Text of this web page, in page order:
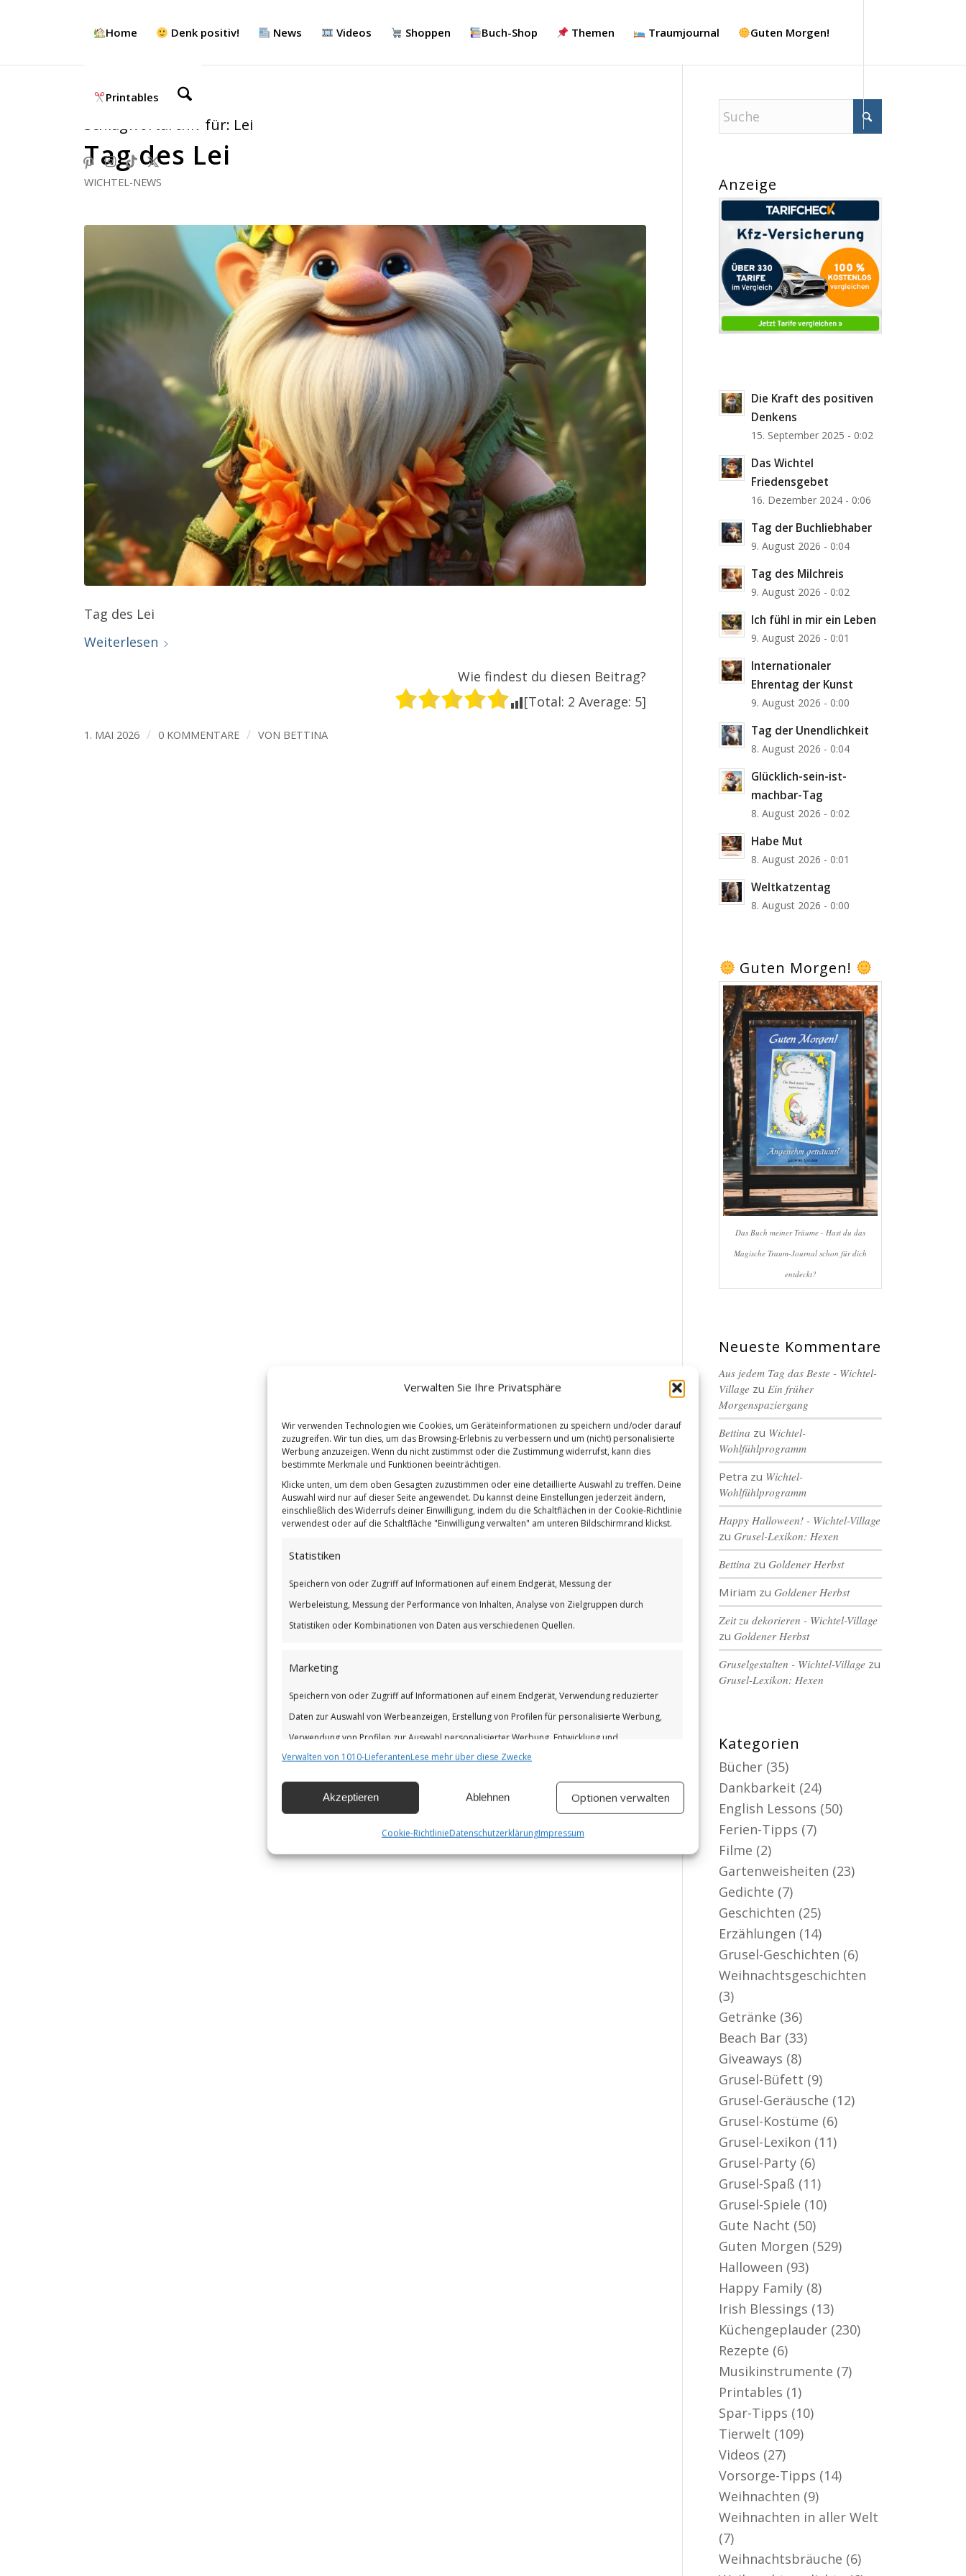
Verwalten Sie Ihre Privatsphäre
Wir verwenden Technologien wie Cookies, um Geräteinformationen zu speichern und/oder darauf
zuzugreifen. Wir tun dies, um das Browsing-Erlebnis zu verbessern und um (nicht) personalisierte
Werbung anzuzeigen. Wenn du nicht zustimmst oder die Zustimmung widerrufst, kann dies
bestimmte Merkmale und Funktionen beeinträchtigen.
Klicke unten, um dem oben Gesagten zuzustimmen oder eine detaillierte Auswahl zu treffen. Deine
Auswahl wird nur auf dieser Seite angewendet. Du kannst deine Einstellungen jederzeit ändern,
einschließlich des Widerrufs deiner Einwilligung, indem du die Schaltflächen in der Cookie-Richtlinie
verwendest oder auf die Schaltfläche "Einwilligung verwalten" am unteren Bildschirmrand klickst.
Statistiken
Speichern von oder Zugriff auf Informationen auf einem Endgerät, Messung der
Werbeleistung, Messung der Performance von Inhalten, Analyse von Zielgruppen durch
Statistiken oder Kombinationen von Daten aus verschiedenen Quellen.
Marketing
Speichern von oder Zugriff auf Informationen auf einem Endgerät, Verwendung reduzierter
Daten zur Auswahl von Werbeanzeigen, Erstellung von Profilen für personalisierte Werbung,
Verwendung von Profilen zur Auswahl personalisierter Werbung, Entwicklung und
Verbesserung der Angebote.
Eigenschaften Immer aktiv
Abgleichung und Kombination von Daten aus unterschiedlichen Quellen,
Verwalten von 1010-LieferantenLese mehr über diese Zwecke
Akzeptieren Ablehnen Optionen verwalten
Cookie-RichtlinieDatenschutzerklärungImpressum
Home Denk positiv! News Videos Shoppen Buch-Shop Themen Traumjournal Guten Morgen!
Printables
Schlagwortarchiv für: Lei
Tag des Lei
WICHTEL-NEWS
Tag des Lei
Weiterlesen
Wie findest du diesen Beitrag?
[Total: 2 Average: 5]
1. MAI 2026 / 0 KOMMENTARE / VON BETTINA
Anzeige
Die Kraft des positiven
Denkens
15. September 2025 - 0:02
Das Wichtel
Friedensgebet
16. Dezember 2024 - 0:06
Tag der Buchliebhaber
9. August 2026 - 0:04
Tag des Milchreis
9. August 2026 - 0:02
Ich fühl in mir ein Leben
9. August 2026 - 0:01
Internationaler
Ehrentag der Kunst
9. August 2026 - 0:00
Tag der Unendlichkeit
8. August 2026 - 0:04
Glücklich-sein-ist-
machbar-Tag
8. August 2026 - 0:02
Habe Mut
8. August 2026 - 0:01
Weltkatzentag
8. August 2026 - 0:00
Guten Morgen!
Das Buch meiner Träume - Hast du das
Magische Traum-Journal schon für dich
entdeckt?
Neueste Kommentare
Aus jedem Tag das Beste - Wichtel-
Village zuEin früher
Morgenspaziergang
Bettina zu Wichtel-
Wohlfühlprogramm
Petra zu Wichtel-
Wohlfühlprogramm
Happy Halloween! - Wichtel-Village
zuGrusel-Lexikon: Hexen
Bettina zuGoldener Herbst
Miriam zuGoldener Herbst
Zeit zu dekorieren - Wichtel-Village
zuGoldener Herbst
Gruselgestalten - Wichtel-Village zu
Grusel-Lexikon: Hexen
Kategorien
Bücher (35)
Dankbarkeit (24)
English Lessons (50)
Ferien-Tipps (7)
Filme (2)
Gartenweisheiten (23)
Gedichte (7)
Geschichten (25)
Erzählungen (14)
Grusel-Geschichten (6)
Weihnachtsgeschichten
(3)
Getränke (36)
Beach Bar (33)
Giveaways (8)
Grusel-Büfett (9)
Grusel-Geräusche (12)
Grusel-Kostüme (6)
Grusel-Lexikon (11)
Grusel-Party (6)
Grusel-Spaß (11)
Grusel-Spiele (10)
Gute Nacht (50)
Guten Morgen (529)
Halloween (93)
Happy Family (8)
Irish Blessings (13)
Küchengeplauder (230)
Rezepte (6)
Musikinstrumente (7)
Printables (1)
Spar-Tipps (10)
Tierwelt (109)
Videos (27)
Vorsorge-Tipps (14)
Weihnachten (9)
Weihnachten in aller Welt
(7)
Weihnachtsbräuche (6)